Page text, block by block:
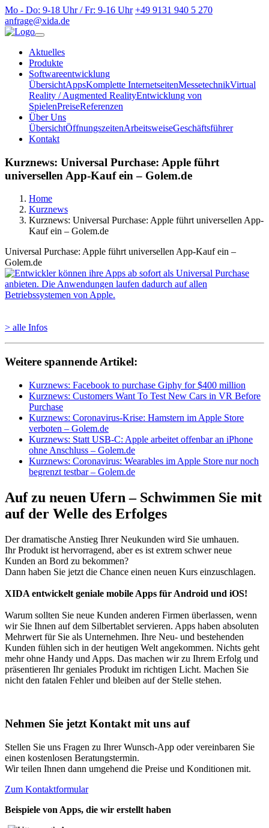
Mo - Do: 9-18 Uhr / Fr: 9-16 Uhr +49 9131 940 5 270
anfrage@xida.de
Aktuelles
Produkte
Softwareentwicklung
ÜbersichtAppsKomplette InternetseitenMessetechnikVirtual
Reality / Augmented RealityEntwicklung von
SpielenPreiseReferenzen
Über Uns
ÜbersichtÖffnungszeitenArbeitsweiseGeschäftsführer
Kontakt
Kurznews: Universal Purchase: Apple führt
universellen App-Kauf ein – Golem.de
Home
Kurznews
Kurznews: Universal Purchase: Apple führt universellen App-
Kauf ein – Golem.de
Universal Purchase: Apple führt universellen App-Kauf ein –
Golem.de
> alle Infos
Weitere spannende Artikel:
Kurznews: Facebook to purchase Giphy for $400 million
Kurznews: Customers Want To Test New Cars in VR Before
Purchase
Kurznews: Coronavirus-Krise: Hamstern im Apple Store
verboten – Golem.de
Kurznews: Statt USB-C: Apple arbeitet offenbar an iPhone
ohne Anschluss – Golem.de
Kurznews: Coronavirus: Wearables im Apple Store nur noch
begrenzt testbar – Golem.de
Auf zu neuen Ufern – Schwimmen Sie mit
auf der Welle des Erfolges
Der dramatische Anstieg Ihrer Neukunden wird Sie umhauen.
Ihr Produkt ist hervorragend, aber es ist extrem schwer neue
Kunden an Bord zu bekommen?
Dann haben Sie jetzt die Chance einen neuen Kurs einzuschlagen.
XIDA entwickelt geniale mobile Apps für Android und iOS!
Warum sollten Sie neue Kunden anderen Firmen überlassen, wenn
wir Sie Ihnen auf dem Silbertablet servieren. Apps haben absoluten
Mehrwert für Sie als Unternehmen. Ihre Neu- und bestehenden
Kunden fühlen sich in der heutigen Welt angekommen. Nichts geht
mehr ohne Handy und Apps. Das machen wir zu Ihrem Erfolg und
präsentieren Ihr geniales Produkt im richtigen Licht. Machen Sie
nicht den fatalen Fehler und bleiben auf der Stelle stehen.
Nehmen Sie jetzt Kontakt mit uns auf
Stellen Sie uns Fragen zu Ihrer Wunsch-App oder vereinbaren Sie
einen kostenlosen Beratungstermin.
Wir teilen Ihnen dann umgehend die Preise und Konditionen mit.
Zum Kontaktformular
Beispiele von Apps, die wir erstellt haben